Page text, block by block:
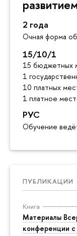
2 года
Очная форма
15/10/1
15 бюджетных
1
10 платных
1 платное
РУС
Обучение
ПУБЛИКАЦИИ
Книга
Материалы
конференции